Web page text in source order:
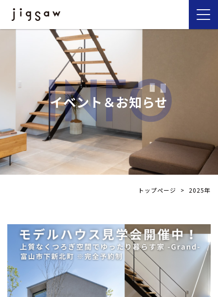
INFO
イベント＆お知らせ
トップページ > 2025年